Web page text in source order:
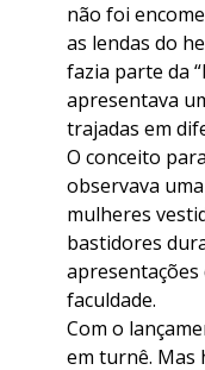
não foi
as lendas do
fazia parte da
apresentava
trajadas em
O conceito
observava
mulheres
bastidores
apresentações
faculdade.
Com o
em turnê. Mas